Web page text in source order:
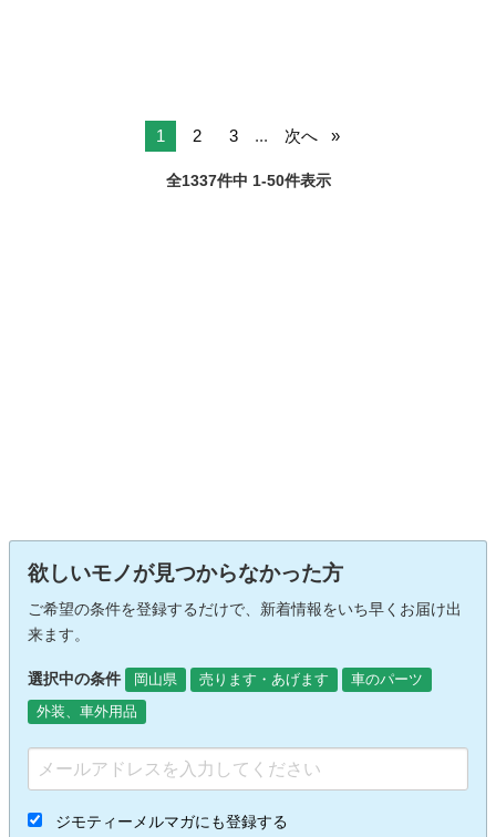
1 2 3 ... 次へ
全1337件中 1-50件表示
欲しいモノが見つからなかった方
ご希望の条件を登録するだけで、新着情報をいち早くお届け出
来ます。
選択中の条件 岡山県 売ります・あげます
車のパーツ
外装、車外用品
ジモティーメルマガにも登録する